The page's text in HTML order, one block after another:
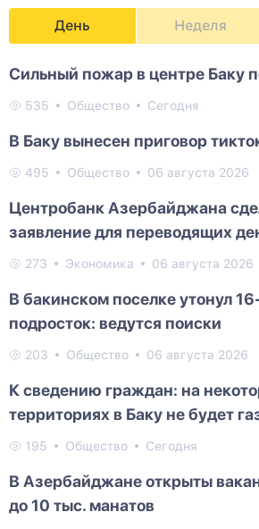
День Неделя
Сильный пожар в центре Баку
535 Общество Сегодня
В Баку вынесен приговор
495 Общество 06 августа 2026
Центробанк Азербайджана
заявление для переводящих
273 Экономика 06 августа 2026
В бакинском поселке утонул
подросток: ведутся поиски
203 Общество 06 августа 2026
К сведению граждан: на
территориях в Баку не будет
195 Общество Сегодня
В Азербайджане открыты
до 10 тыс. манатов